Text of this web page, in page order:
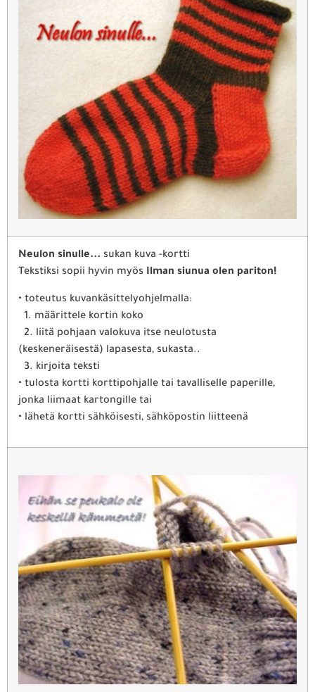
Neulon sinulle... sukan kuva -kortti
Tekstiksi sopii hyvin myös Ilman siunua olen pariton!
• toteutus kuvankäsittelyohjelmalla:
1. määrittele kortin koko
2. liitä pohjaan valokuva itse neulotusta
(keskeneräisestä) lapasesta, sukasta..
3. kirjoita teksti
• tulosta kortti korttipohjalle tai tavalliselle paperille,
jonka liimaat kartongille tai
• lähetä kortti sähköisesti, sähköpostin liitteenä